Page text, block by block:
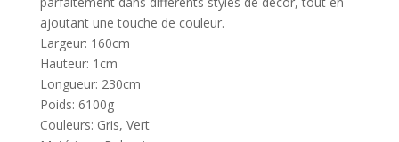
ajoutant une touche de couleur.
Largeur: 160cm
Hauteur: 1cm
Longueur: 230cm
Poids: 6100g
Couleurs: Gris, Vert